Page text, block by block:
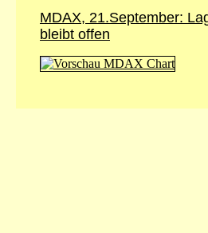
MDAX, 21.September:
bleibt offen